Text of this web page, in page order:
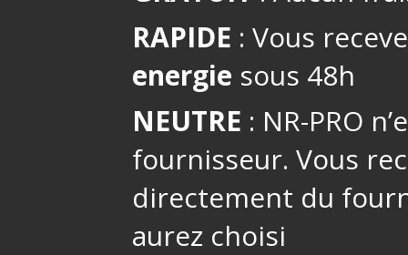
RAPIDE : Vous
energie sous 48h
NEUTRE : NR-PRO
fournisseur. Vous
directement du
aurez choisi